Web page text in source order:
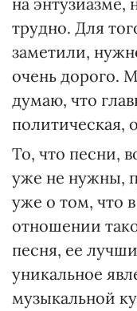
трудно. Для
заметили,
очень дорого.
думаю, что
политическая,
То, что песни,
уже не нужны,
уже о том, что
отношении
песня, ее
уникальное
музыкальной